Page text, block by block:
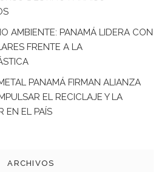
AMBIENTE: PANAMÁ LIDERA CON
FRENTE A LA
PANAMÁ FIRMAN ALIANZA
EL RECICLAJE Y LA
EN EL PAÍS
ARCHIVOS